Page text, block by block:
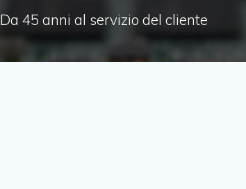
Da 45 anni al servizio del cliente